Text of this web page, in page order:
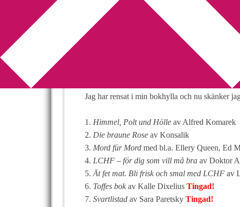
Julutlottning
17 Comments
Jag har rensat i min bokhylla och nu skänker
1. Himmel, Polt und Hölle av Alfred Komarek
2. Die braune Rose av Konsalik
3. Mord für Mord med bl.a. Ellery Queen, Ed
4. LCHF – för dig som vill må bra av Doktor
5. Ät fet mat. Bli frisk och smal med LCHF av
6. Toffes bok av Kalle Dixelius Tingad!
7. Svartlistad av Sara Paretsky Tingad!